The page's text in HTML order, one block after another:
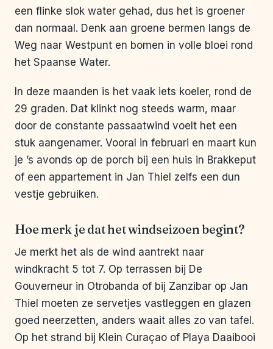
een flinke slok water gehad, dus het is groener
dan normaal. Denk aan groene bermen langs de
Weg naar Westpunt en bomen in volle bloei rond
het Spaanse Water.
In deze maanden is het vaak iets koeler, rond de
29 graden. Dat klinkt nog steeds warm, maar
door de constante passaatwind voelt het een
stuk aangenamer. Vooral in februari en maart kun
je ’s avonds op de porch bij een huis in Brakkeput
of een appartement in Jan Thiel zelfs een dun
vestje gebruiken.
Hoe merk je dat het windseizoen begint?
Je merkt het als de wind aantrekt naar
windkracht 5 tot 7. Op terrassen bij De
Gouverneur in Otrobanda of bij Zanzibar op Jan
Thiel moeten ze servetjes vastleggen en glazen
goed neerzetten, anders waait alles zo van tafel.
Op het strand bij Klein Curaçao of Playa Daaibooi